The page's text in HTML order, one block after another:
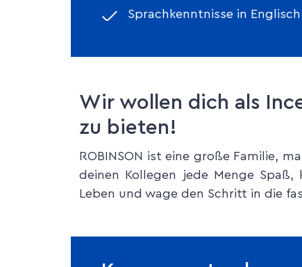
Sprachkenntnisse in
Wir wollen dich als
zu bieten!
ROBINSON ist eine große Familie,
deinen Kollegen jede Menge
Leben und wage den Schritt in die